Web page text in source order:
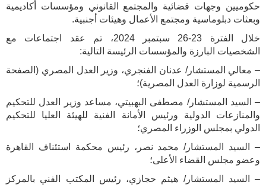
حكوميين وجهات قضائية والمجتمع القانوني ومؤسسات أكاديمية
وبعثات دبلوماسية ومجتمع الأعمال وهيئات أجنبية.
خلال الفترة 23-26 سبتمبر 2024، تم عقد اجتماعات مع
الشخصيات البارزة والمؤسسات الرئيسة التالية:
– معالي المستشار/ عدنان الفنجري، وزير العدل المصري (الصفحة
الرسمية لوزارة العدل المصرية)؛
– السيد المستشار/ مصطفى البهبيتي، مساعد وزير العدل للتحكيم
والمنازعات الدولية ورئيس الأمانة الفنية للهيئة العليا للتحكيم
الدولي بمجلس الوزراء المصري؛
– السيد المستشار/ محمد نصر، رئيس محكمة استئناف القاهرة
وعضو مجلس القضاء الأعلى؛
– السيد المستشار/ هيثم حجازي، رئيس المكتب الفني بالمركز